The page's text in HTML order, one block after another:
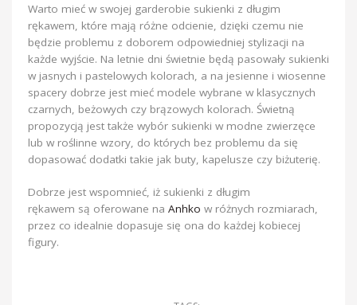
Warto mieć w swojej garderobie sukienki z długim
rękawem, które mają różne odcienie, dzięki czemu nie
będzie problemu z doborem odpowiedniej stylizacji na
każde wyjście. Na letnie dni świetnie będą pasowały sukienki
w jasnych i pastelowych kolorach, a na jesienne i wiosenne
spacery dobrze jest mieć modele wybrane w klasycznych
czarnych, beżowych czy brązowych kolorach. Świetną
propozycją jest także wybór sukienki w modne zwierzęce
lub w roślinne wzory, do których bez problemu da się
dopasować dodatki takie jak buty, kapelusze czy biżuterię.
Dobrze jest wspomnieć, iż sukienki z długim
rękawem są oferowane na Anhko w różnych rozmiarach,
przez co idealnie dopasuje się ona do każdej kobiecej
figury.